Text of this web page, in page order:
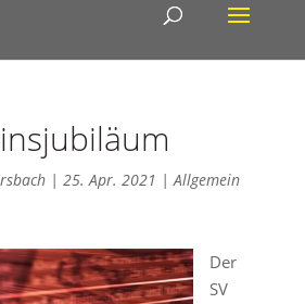
| 25. Apr. 2021 |Allgemein
Der
SV